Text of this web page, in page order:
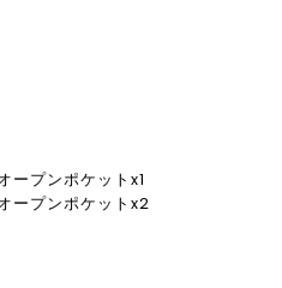
ープンポケットx1
ープンポケットx2